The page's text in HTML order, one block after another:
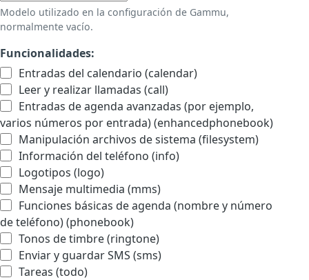
Modelo utilizado en la configuración de Gammu,
normalmente vacío.
Funcionalidades:
Entradas del calendario (calendar)
Leer y realizar llamadas (call)
Entradas de agenda avanzadas (por ejemplo,
varios números por entrada) (enhancedphonebook)
Manipulación archivos de sistema (filesystem)
Información del teléfono (info)
Logotipos (logo)
Mensaje multimedia (mms)
Funciones básicas de agenda (nombre y número
de teléfono) (phonebook)
Tonos de timbre (ringtone)
Enviar y guardar SMS (sms)
Tareas (todo)